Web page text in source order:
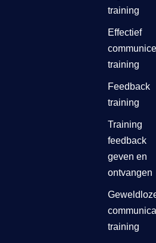
training
Effectief
training
Feedback
training
Training
feedback
geven en
ontvangen
training